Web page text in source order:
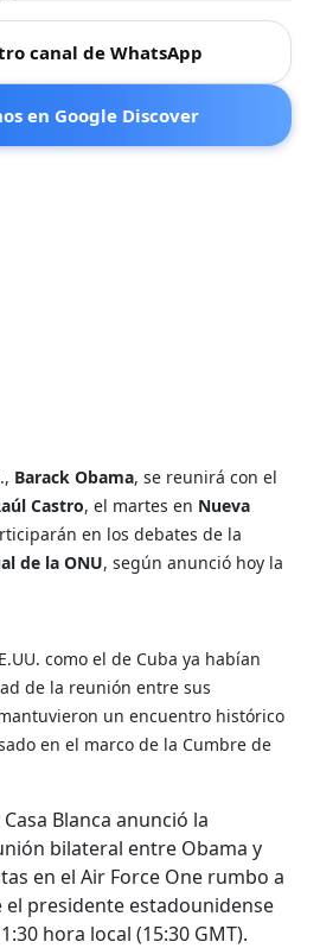
canal de WhatsApp
en Google Discover
Barack Obama, se reunirá con el
Castro, el martes en Nueva
en los debates de la
de la ONU, según anunció hoy la
como el de Cuba ya habían
de la reunión entre sus
un encuentro histórico
en el marco de la Cumbre de
Blanca anunció la
bilateral entre Obama y
en el Air Force One rumbo a
el presidente estadounidense
hora local (15:30 GMT).